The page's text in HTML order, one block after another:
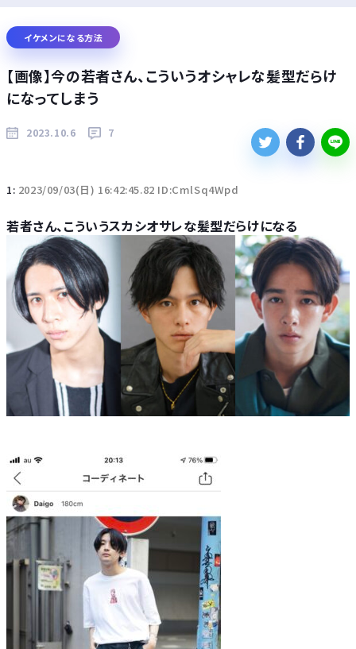
イケメンになる方法
【画像】今の若者さん、こういうオシャレな髪型だらけ
になってしまう
2023.10.6 7
1: 2023/09/03(日) 16:42:45.82 ID:CmlSq4Wpd
若者さん、こういうスカシオサレな髪型だらけになる